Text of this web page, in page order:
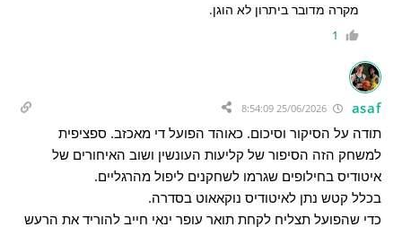
מקרה מדובר ביתרון לא הוגן.
1
asaf
25/06/2026 8:54:09
תודה על הסיקור וסיכום. כאוהד הפועל די מאכזב. ספציפית
למשחק הזה הסיפור של קליעות העונשין ושוב האיחורים של
איטודיס בחילופים שגרמו לשחקנים ליפול מהרגליים.
בכלל קטש נתן לאיטודיס נוקאאוט בסדרה.
כדי שהפועל תצליח לקחת תואר עופר ינאי חייב להוריד את הרעש